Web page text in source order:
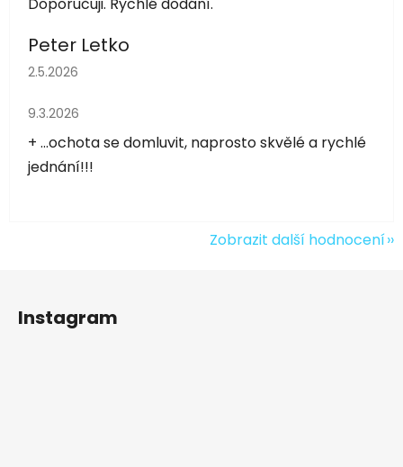
Doporučuji. Rychlé dodání.
Peter Letko
Hodnocení obchodu je 5 z 5 hvězdiček.
2.5.2026
Hodnocení obchodu je 5 z 5 hvězdiček.
9.3.2026
+ ...ochota se domluvit, naprosto skvělé a rychlé
jednání!!!
Zobrazit další hodnocení
Instagram